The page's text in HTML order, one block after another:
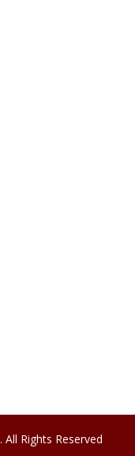
. All Rights Reserved